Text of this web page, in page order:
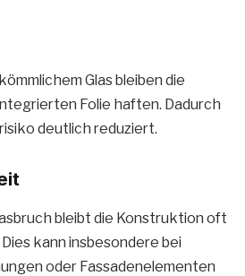
Glas bleiben die
Folie haften. Dadurch
deutlich reduziert.
bleibt die Konstruktion oft
kann insbesondere bei
oder Fassadenelementen